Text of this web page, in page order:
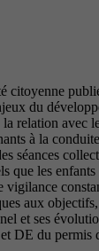
citoyenne
du
relation avec
à la
séances
les enfants
vigilance
aux
et ses
DE du permis